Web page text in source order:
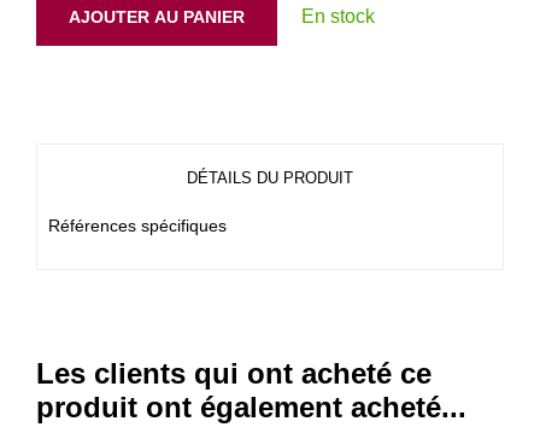
AJOUTER AU PANIER En stock
DÉTAILS DU PRODUIT
Références spécifiques
Les clients qui ont acheté ce
produit ont également acheté...